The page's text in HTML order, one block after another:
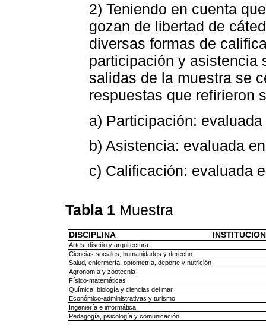
2) Teniendo en cuenta
gozan de libertad de
diversas formas de
participación y asistencia
salidas de la muestra se
respuestas que refirieron
a) Participación:
b) Asistencia: evaluada
c) Calificación: evaluada
Tabla 1 Muestra
DISCIPLINA
Artes, diseño y arquitectura
Ciencias sociales, humanidades y derecho
Salud, enfermería, optometría, deporte y nutrición
Agronomía y zootecnia
Físico-matemáticas
Química, biología y ciencias del mar
Económico-administrativas y turismo
Ingeniería e informática
Pedagogía, psicología y comunicación